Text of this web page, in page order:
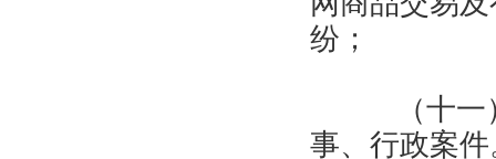
纷；
（十一）
事、行政案